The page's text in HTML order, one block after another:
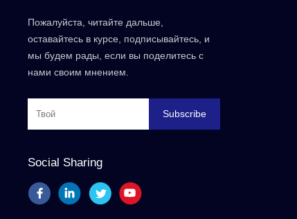
Пожалуйста, читайте дальше,
оставайтесь в курсе, подписывайтесь, и
мы будем рады, если вы поделитесь с
нами своим мнением.
Subscribe
Social Sharing